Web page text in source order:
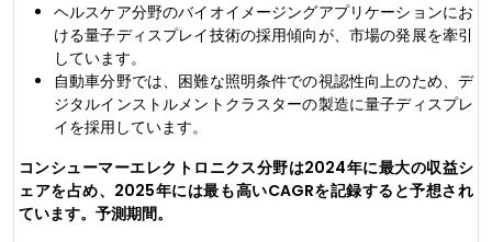
ヘルスケア分野のバイオイメージングアプリケーションにお
ける量子ディスプレイ技術の採用傾向が、市場の発展を牽引
しています。
自動車分野では、困難な照明条件での視認性向上のため、デ
ジタルインストルメントクラスターの製造に量子ディスプレ
イを採用しています。
コンシューマーエレクトロニクス分野は2024年に最大の収益シ
ェアを占め、2025年には最も高いCAGRを記録すると予想され
ています。予測期間。